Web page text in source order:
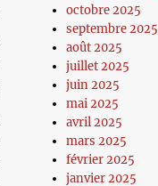
octobre 2025
septembre 2025
août 2025
juillet 2025
juin 2025
mai 2025
avril 2025
mars 2025
février 2025
janvier 2025